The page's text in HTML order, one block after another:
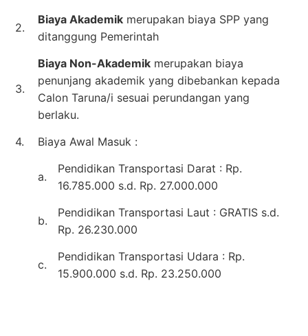
2.
Biaya Akademik merupakan biaya SPP yang
ditanggung Pemerintah
3.
Biaya Non-Akademik merupakan biaya
penunjang akademik yang dibebankan kepada
Calon Taruna/i sesuai perundangan yang
berlaku.
4.
Biaya Awal Masuk :
a.
Pendidikan Transportasi Darat : Rp.
16.785.000 s.d. Rp. 27.000.000
b.
Pendidikan Transportasi Laut : GRATIS s.d.
Rp. 26.230.000
c.
Pendidikan Transportasi Udara : Rp.
15.900.000 s.d. Rp. 23.250.000